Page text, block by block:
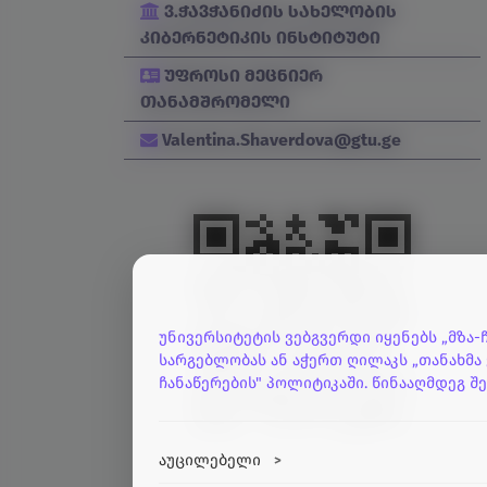
ვ.ჭავჭანიძის სახელობის
კიბერნეტიკის ინსტიტუტი
უფროსი მეცნიერ
თანამშრომელი
Valentina.Shaverdova@gtu.ge
უნივერსიტეტის ვებგვერდი იყენებს
სარგებლობას ან აჭერთ ღილაკს
ჩანაწერების" პოლიტიკაში. წინააღმდეგ
აუცილებელი >